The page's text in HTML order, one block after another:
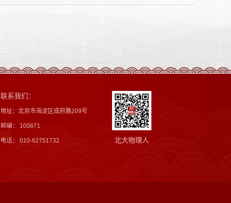
联系我们：
地址：北京市海淀区成府路209号
邮编： 100871
电话： 010-62751732 北大物理人